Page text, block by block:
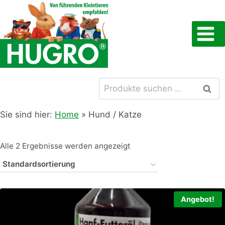
Inhalt
springen
Suchen
nach:
Sie sind hier: Home » Hund / Katze
Alle 2 Ergebnisse werden angezeigt
Angebot!